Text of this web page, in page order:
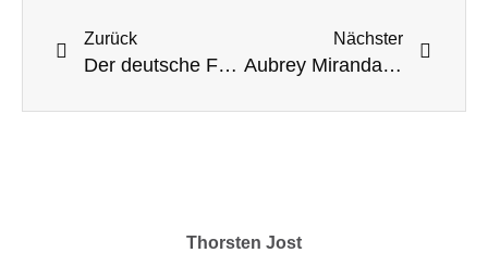
Zurück
Der deutsche Forrest Gump – Jonas Deichmann
Nächster
Aubrey Miranda: Von Goa in die weite Welt Karriere machen
Thorsten Jost